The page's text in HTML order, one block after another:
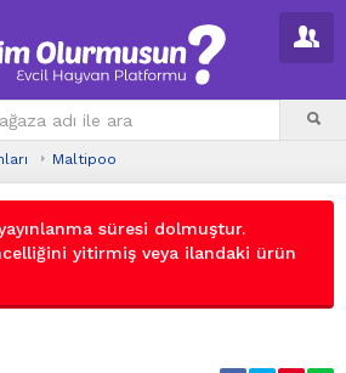
Maltipoo
süresi dolmuştur.
yitirmiş veya ilandaki ürün